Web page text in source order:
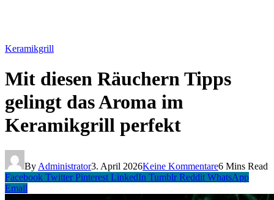
Keramikgrill
Mit diesen Räuchern Tipps
gelingt das Aroma im
Keramikgrill perfekt
By Administrator3. April 2026Keine Kommentare6 Mins Read
Facebook Twitter Pinterest LinkedIn Tumblr Reddit WhatsApp
Email